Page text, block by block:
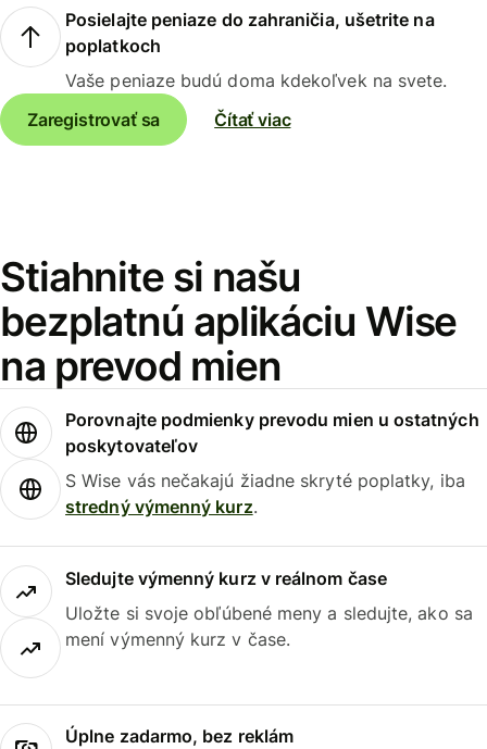
Posielajte peniaze do zahraničia, ušetrite na
poplatkoch
Vaše peniaze budú doma kdekoľvek na svete.
Zaregistrovať sa
Čítať viac
Stiahnite si našu
bezplatnú aplikáciu Wise
na prevod mien
Porovnajte podmienky prevodu mien u ostatných
poskytovateľov
S Wise vás nečakajú žiadne skryté poplatky, iba
stredný výmenný kurz.
Sledujte výmenný kurz v reálnom čase
Uložte si svoje obľúbené meny a sledujte, ako sa
mení výmenný kurz v čase.
Úplne zadarmo, bez reklám